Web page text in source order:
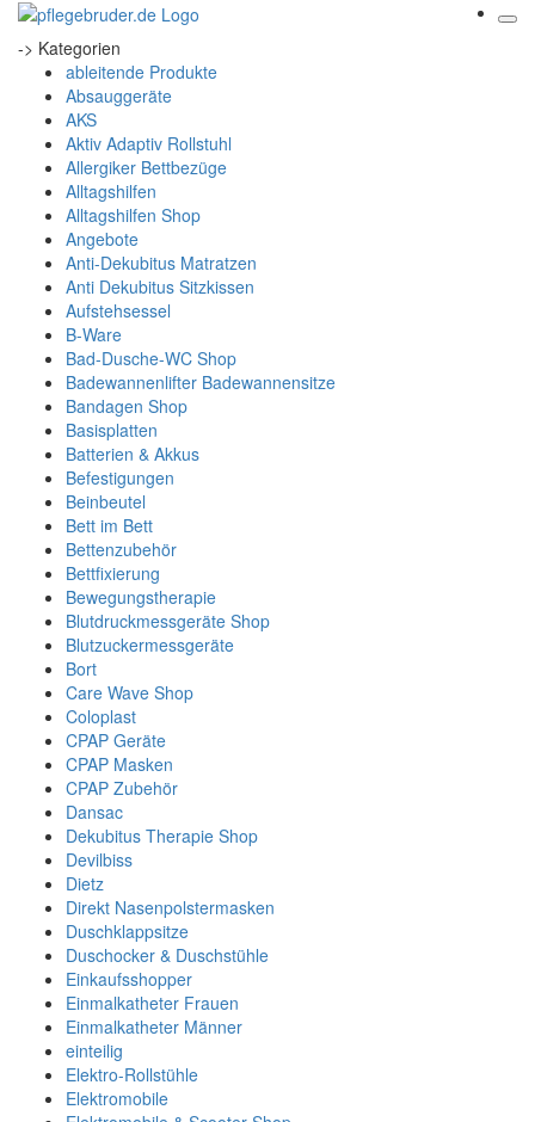
-> Kategorien
ableitende Produkte
Absauggeräte
AKS
Aktiv Adaptiv Rollstuhl
Allergiker Bettbezüge
Alltagshilfen
Alltagshilfen Shop
Angebote
Anti-Dekubitus Matratzen
Anti Dekubitus Sitzkissen
Aufstehsessel
B-Ware
Bad-Dusche-WC Shop
Badewannenlifter Badewannensitze
Bandagen Shop
Basisplatten
Batterien & Akkus
Befestigungen
Beinbeutel
Bett im Bett
Bettenzubehör
Bettfixierung
Bewegungstherapie
Blutdruckmessgeräte Shop
Blutzuckermessgeräte
Bort
Care Wave Shop
Coloplast
CPAP Geräte
CPAP Masken
CPAP Zubehör
Dansac
Dekubitus Therapie Shop
Devilbiss
Dietz
Direkt Nasenpolstermasken
Duschklappsitze
Duschocker & Duschstühle
Einkaufsshopper
Einmalkatheter Frauen
Einmalkatheter Männer
einteilig
Elektro-Rollstühle
Elektromobile